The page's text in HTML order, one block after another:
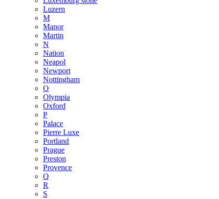
Luzern
M
Manor
Martin
N
Nation
Neapol
Newport
Nottingham
O
Olympia
Oxford
P
Palace
Pierre Luxe
Portland
Prague
Preston
Provence
Q
R
S